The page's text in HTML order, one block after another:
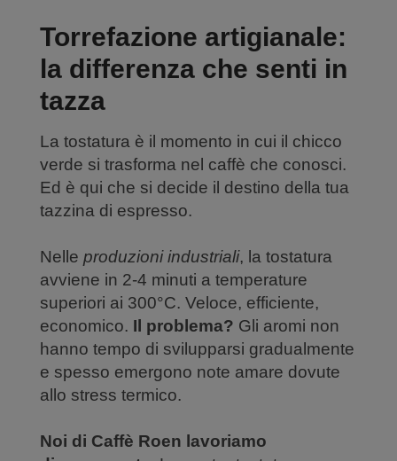
Torrefazione artigianale:
la differenza che senti in
tazza
La tostatura è il momento in cui il chicco
verde si trasforma nel caffè che conosci.
Ed è qui che si decide il destino della tua
tazzina di espresso.
Nelle produzioni industriali, la tostatura
avviene in 2-4 minuti a temperature
superiori ai 300°C. Veloce, efficiente,
economico. Il problema? Gli aromi non
hanno tempo di svilupparsi gradualmente
e spesso emergono note amare dovute
allo stress termico.
Noi di Caffè Roen lavoriamo